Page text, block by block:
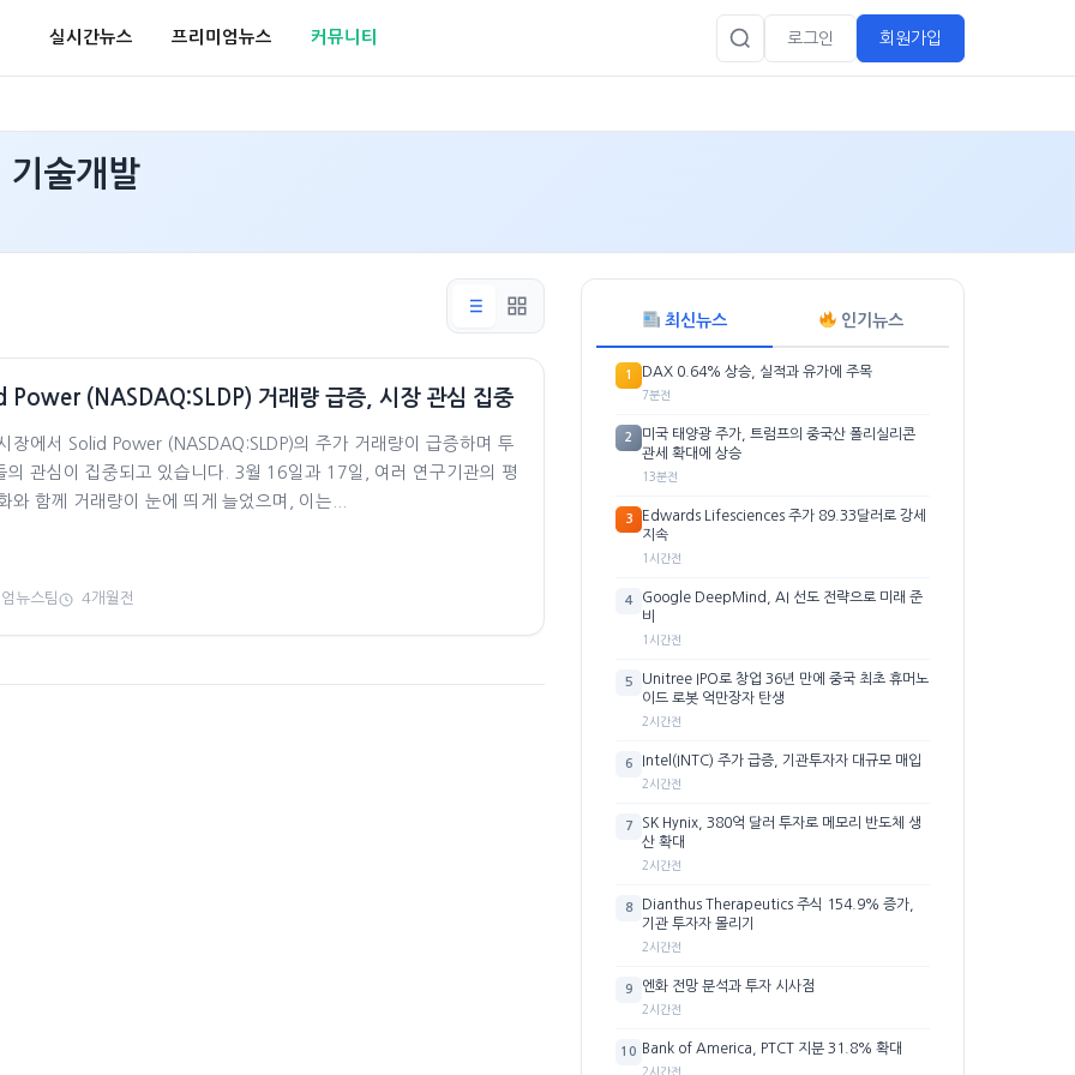
실시간뉴스 프리미엄뉴스 커뮤니티 로그인 회원가입
기술개발
Power (NASDAQ:SLDP) 거래량 급증, 시장 관심 집중
장에서 Solid Power (NASDAQ:SLDP)의 주가 거래량이 급증하며 투
의 관심이 집중되고 있습니다. 3월 16일과 17일, 여러 연구기관의 평
와 함께 거래량이 눈에 띄게 늘었으며, 이는...
뉴스팀 4개월전
최신뉴스 인기뉴스
1 DAX 0.64% 상승, 실적과 유가에 주목
7분전
2
미국 태양광 주가, 트럼프의 중국산 폴리실리콘
관세 확대에 상승
13분전
3
Edwards Lifesciences 주가 89.33달러로 강세
지속
1시간전
4
Google DeepMind, AI 선도 전략으로 미래 준
비
1시간전
5
Unitree IPO로 창업 36년 만에 중국 최초 휴머노
이드 로봇 억만장자 탄생
2시간전
6 Intel(INTC) 주가 급증, 기관투자자 대규모 매입
2시간전
7
SK Hynix, 380억 달러 투자로 메모리 반도체 생
산 확대
2시간전
8
Dianthus Therapeutics 주식 154.9% 증가,
기관 투자자 몰리기
2시간전
9 엔화 전망 분석과 투자 시사점
2시간전
10 Bank of America, PTCT 지분 31.8% 확대
2시간전